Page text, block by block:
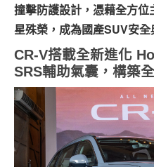
撞擊防護設計，憑藉全方
星殊榮，成為國產SUV安
CR-V搭載全新進化
SRS輔助氣囊，構築